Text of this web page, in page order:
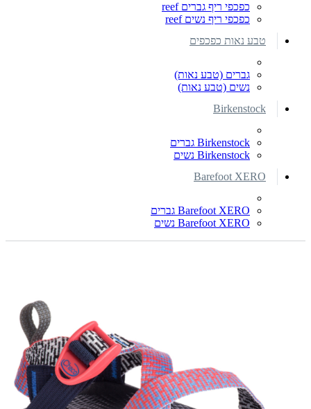
כפכפי ריף גברים reef
כפכפי ריף נשים reef
טבע נאות כפכפים
גברים (טבע נאות)
נשים (טבע נאות)
Birkenstock
Birkenstock גברים
Birkenstock נשים
Barefoot XERO
Barefoot XERO גברים
Barefoot XERO נשים